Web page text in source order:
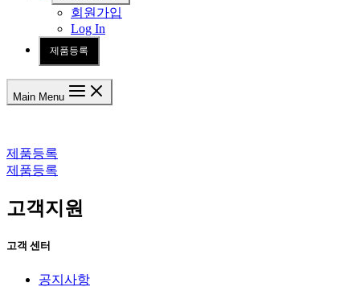
회원가입
Log In
제품등록
Main Menu
제품등록
제품등록
고객지원
고객 센터
공지사항